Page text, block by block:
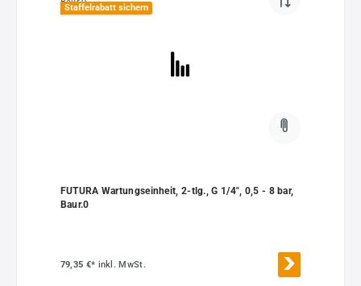
Staffelrabatt sichern
FUTURA Wartungseinheit, 2-tlg., G 1/4", 0,5 - 8 bar,
Baur.0
79,35 €* inkl. MwSt.